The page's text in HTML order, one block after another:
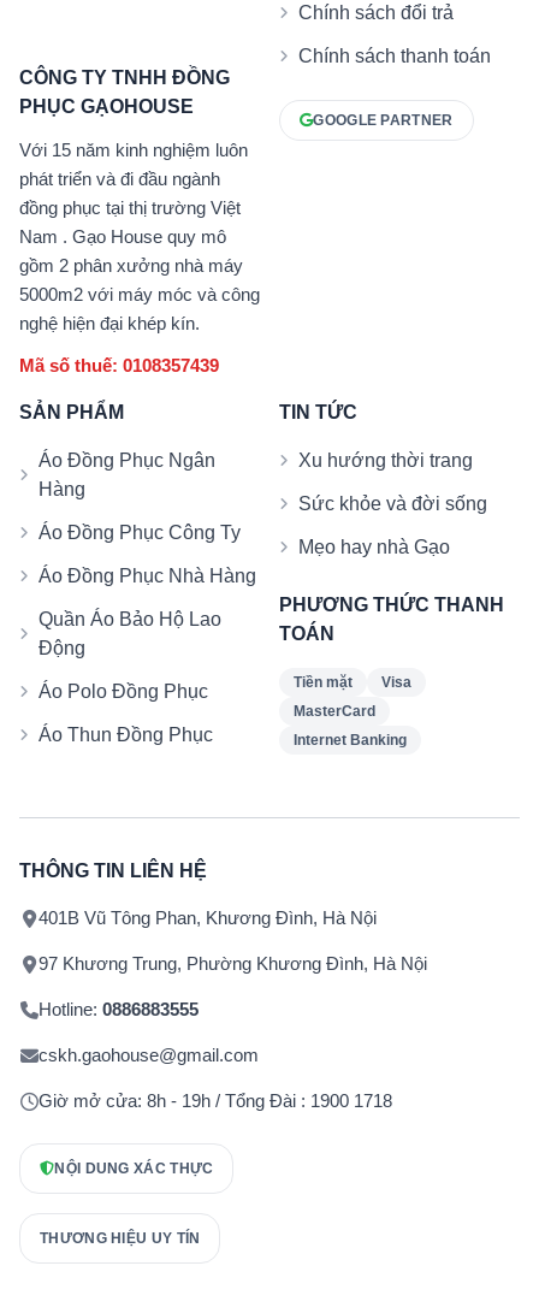
CÔNG TY TNHH ĐỒNG
PHỤC GẠOHOUSE
Với 15 năm kinh nghiệm luôn
phát triển và đi đầu ngành
đồng phục tại thị trường Việt
Nam . Gạo House quy mô
gồm 2 phân xưởng nhà máy
5000m2 với máy móc và công
nghệ hiện đại khép kín.
Mã số thuế: 0108357439
Chính sách đổi trả
Chính sách thanh toán
GOOGLE PARTNER
SẢN PHẨM
Áo Đồng Phục Ngân
Hàng
Áo Đồng Phục Công Ty
Áo Đồng Phục Nhà Hàng
Quần Áo Bảo Hộ Lao
Động
Áo Polo Đồng Phục
Áo Thun Đồng Phục
TIN TỨC
Xu hướng thời trang
Sức khỏe và đời sống
Mẹo hay nhà Gạo
PHƯƠNG THỨC THANH
TOÁN
Tiền mặt
Visa
MasterCard
Internet Banking
THÔNG TIN LIÊN HỆ
401B Vũ Tông Phan, Khương Đình, Hà Nội
97 Khương Trung, Phường Khương Đình, Hà Nội
Hotline: 0886883555
cskh.gaohouse@gmail.com
Giờ mở cửa: 8h - 19h / Tổng Đài : 1900 1718
NỘI DUNG XÁC THỰC
THƯƠNG HIỆU UY TÍN